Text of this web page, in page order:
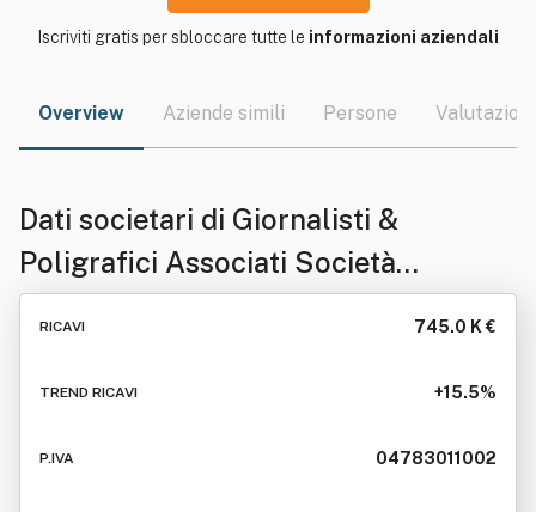
Iscriviti gratis per sbloccare tutte le informazioni aziendali
Overview Aziende simili Persone Valutazioni
Dati societari di Giornalisti &
Poligrafici Associati Società
Cooperativa
RICAVI 745.0 K €
TREND RICAVI +15.5%
P.IVA 04783011002